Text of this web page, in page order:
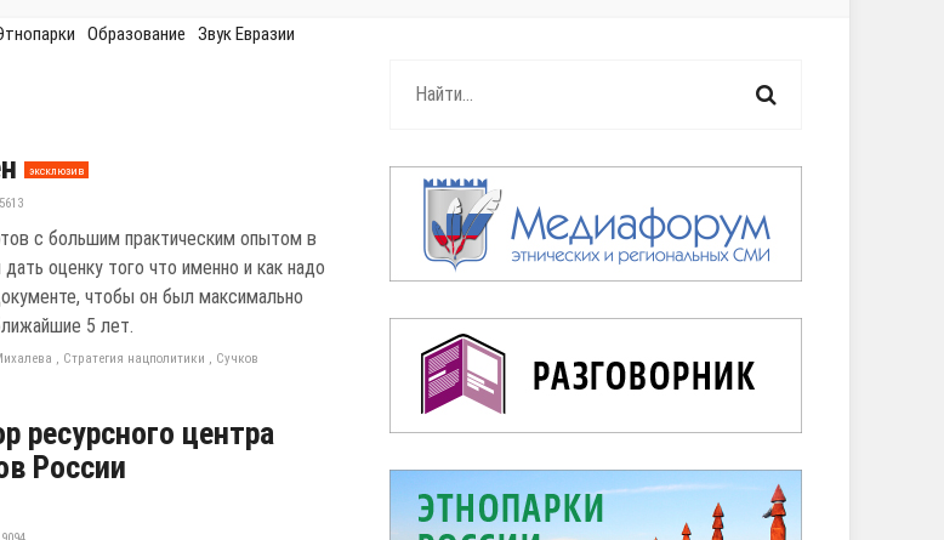
Образование Звук Евразии
эксклюзив
5613
с большим практическим опытом в
оценку того что именно и как надо
чтобы он был максимально
5 лет.
, Стратегия нацполитики , Сучков
ресурсного центра
России